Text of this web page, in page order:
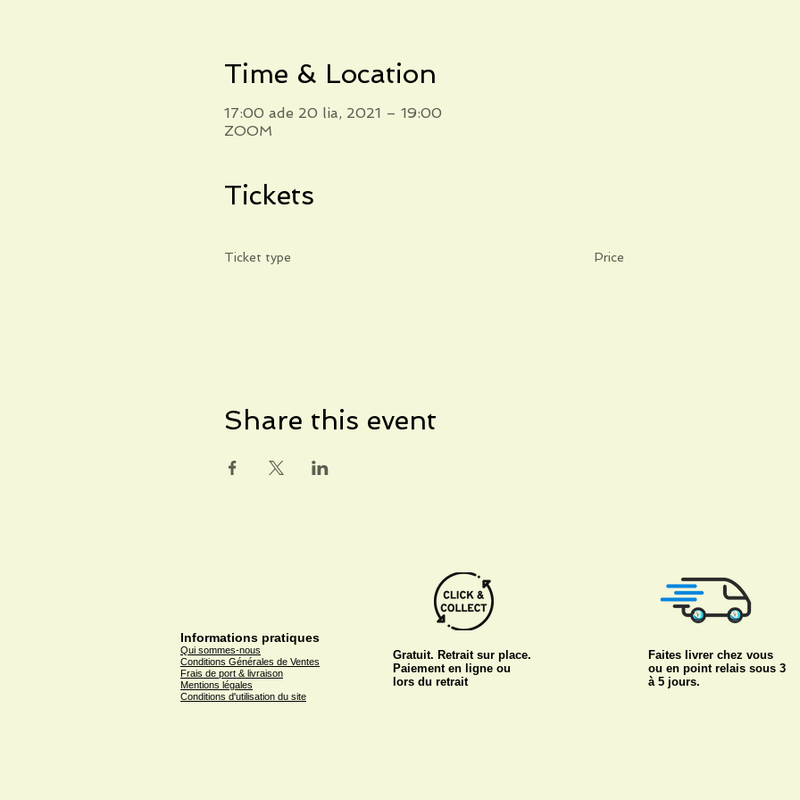
Time & Location
17:00 ade 20 lia, 2021 – 19:00
ZOOM
Tickets
Ticket type Price
Share this event
Informations pratiques
Qui sommes-nous
Conditions Générales de Ventes
Frais de port & livraison
Mentions légales
Conditions d'utilisation du site
Gratuit. Retrait sur place.
Paiement en ligne ou
lors du retrait
Faites livrer chez vous
ou en point relais sous 3
à 5 jours.